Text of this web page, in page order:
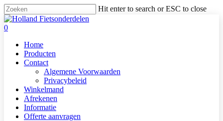
Skip
to
main
Hit enter to search or ESC to close
Close
Search
search
0
Home
Producten
Contact
Algemene Voorwaarden
Privacybeleid
Winkelmand
Afrekenen
Informatie
Offerte aanvragen